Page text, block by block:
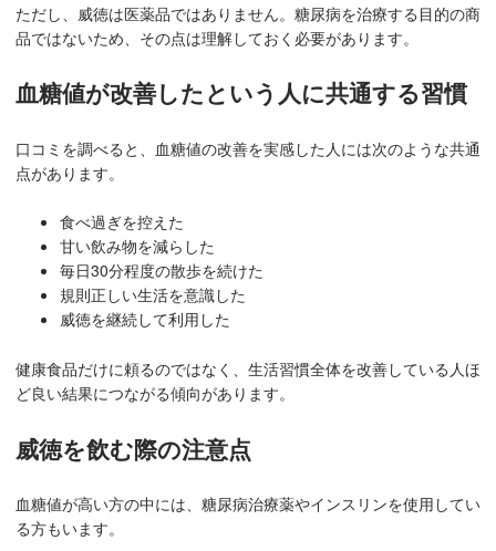
ただし、威徳は医薬品ではありません。糖尿病を治療する目的の商
品ではないため、その点は理解しておく必要があります。
血糖値が改善したという人に共通する習慣
口コミを調べると、血糖値の改善を実感した人には次のような共通
点があります。
食べ過ぎを控えた
甘い飲み物を減らした
毎日30分程度の散歩を続けた
規則正しい生活を意識した
威徳を継続して利用した
健康食品だけに頼るのではなく、生活習慣全体を改善している人ほ
ど良い結果につながる傾向があります。
威徳を飲む際の注意点
血糖値が高い方の中には、糖尿病治療薬やインスリンを使用してい
る方もいます。